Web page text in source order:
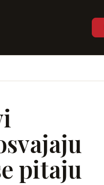
pitaju